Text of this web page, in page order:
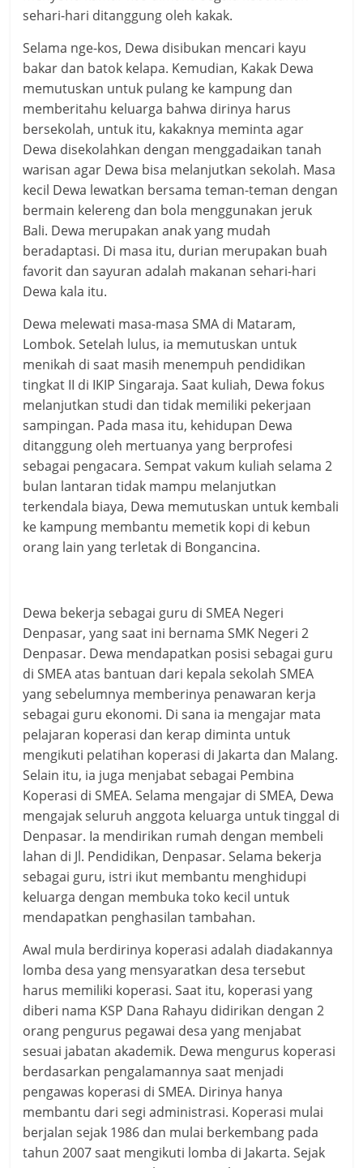
sehari-hari ditanggung oleh kakak.
Selama nge-kos, Dewa disibukan mencari kayu
bakar dan batok kelapa. Kemudian, Kakak Dewa
memutuskan untuk pulang ke kampung dan
memberitahu keluarga bahwa dirinya harus
bersekolah, untuk itu, kakaknya meminta agar
Dewa disekolahkan dengan menggadaikan tanah
warisan agar Dewa bisa melanjutkan sekolah. Masa
kecil Dewa lewatkan bersama teman-teman dengan
bermain kelereng dan bola menggunakan jeruk
Bali. Dewa merupakan anak yang mudah
beradaptasi. Di masa itu, durian merupakan buah
favorit dan sayuran adalah makanan sehari-hari
Dewa kala itu.
Dewa melewati masa-masa SMA di Mataram,
Lombok. Setelah lulus, ia memutuskan untuk
menikah di saat masih menempuh pendidikan
tingkat II di IKIP Singaraja. Saat kuliah, Dewa fokus
melanjutkan studi dan tidak memiliki pekerjaan
sampingan. Pada masa itu, kehidupan Dewa
ditanggung oleh mertuanya yang berprofesi
sebagai pengacara. Sempat vakum kuliah selama 2
bulan lantaran tidak mampu melanjutkan
terkendala biaya, Dewa memutuskan untuk kembali
ke kampung membantu memetik kopi di kebun
orang lain yang terletak di Bongancina.
Dewa bekerja sebagai guru di SMEA Negeri
Denpasar, yang saat ini bernama SMK Negeri 2
Denpasar. Dewa mendapatkan posisi sebagai guru
di SMEA atas bantuan dari kepala sekolah SMEA
yang sebelumnya memberinya penawaran kerja
sebagai guru ekonomi. Di sana ia mengajar mata
pelajaran koperasi dan kerap diminta untuk
mengikuti pelatihan koperasi di Jakarta dan Malang.
Selain itu, ia juga menjabat sebagai Pembina
Koperasi di SMEA. Selama mengajar di SMEA, Dewa
mengajak seluruh anggota keluarga untuk tinggal di
Denpasar. Ia mendirikan rumah dengan membeli
lahan di Jl. Pendidikan, Denpasar. Selama bekerja
sebagai guru, istri ikut membantu menghidupi
keluarga dengan membuka toko kecil untuk
mendapatkan penghasilan tambahan.
Awal mula berdirinya koperasi adalah diadakannya
lomba desa yang mensyaratkan desa tersebut
harus memiliki koperasi. Saat itu, koperasi yang
diberi nama KSP Dana Rahayu didirikan dengan 2
orang pengurus pegawai desa yang menjabat
sesuai jabatan akademik. Dewa mengurus koperasi
berdasarkan pengalamannya saat menjadi
pengawas koperasi di SMEA. Dirinya hanya
membantu dari segi administrasi. Koperasi mulai
berjalan sejak 1986 dan mulai berkembang pada
tahun 2007 saat mengikuti lomba di Jakarta. Sejak